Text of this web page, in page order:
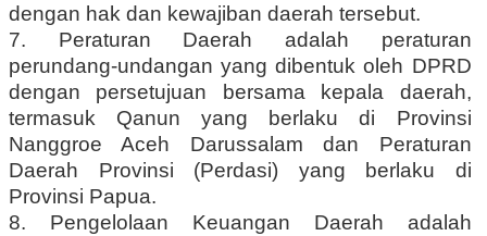
dengan hak dan kewajiban daerah tersebut.
7. Peraturan Daerah adalah peraturan
perundang-undangan yang dibentuk oleh DPRD
dengan persetujuan bersama kepala daerah,
termasuk Qanun yang berlaku di Provinsi
Nanggroe Aceh Darussalam dan Peraturan
Daerah Provinsi (Perdasi) yang berlaku di
Provinsi Papua.
8. Pengelolaan Keuangan Daerah adalah